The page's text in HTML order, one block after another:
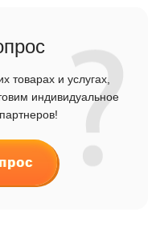
товарах и услугах,
индивидуальное